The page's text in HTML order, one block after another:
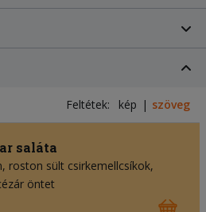
Feltétek: kép szöveg
saláta
roston sült csirkemellcsíkok
öntet